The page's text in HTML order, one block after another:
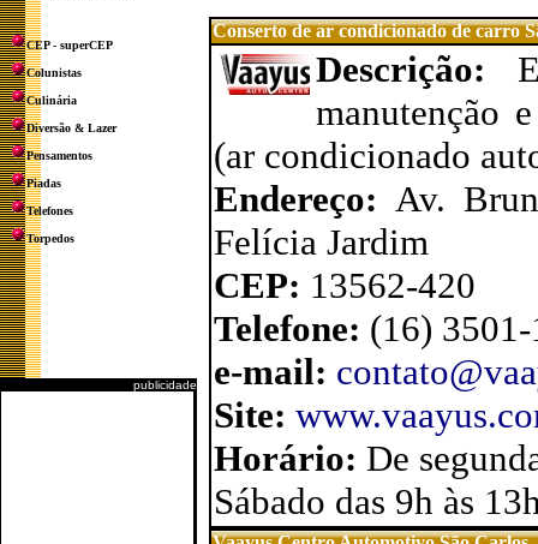
CEP - superCEP
Colunistas
Culinária
Diversão & Lazer
Pensamentos
Piadas
Telefones
Torpedos
publicidade
Conserto de ar condicionado de carro
Descrição:
manutenção
(ar condicionado
Endereço: Av.
Felícia Jardim
CEP: 13562-420
Telefone: (16)
e-mail:
Site:
Horário: De
Sábado das 9h às